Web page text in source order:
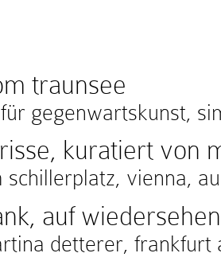
traunsee
gegenwartskunst,
kuratiert von
schillerplatz, vienna,
auf wiedersehen
detterer, frankfurt